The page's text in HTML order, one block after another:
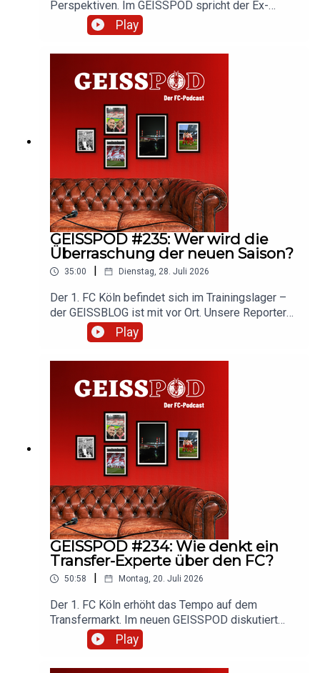
Perspektiven. Im GEISSPOD spricht der Ex-
Nachwuchstrainer der Geißböcke über das neue
Trainerteam und die Kaderplanung des FC. Hört
rein und diskutiert mit!
Play
GEISSPOD #235: Wer wird die
Überraschung der neuen Saison?
35:00 | Dienstag, 28. Juli 2026
Der 1. FC Köln befindet sich im Trainingslager –
der GEISSBLOG ist mit vor Ort. Unsere Reporter
Martin und Marc berichten aus Kitzbühel und
diskutieren die Entwicklungen vor Ort und auf
dem Transfermarkt. Hört rein und diskutiert mit!
Play
GEISSPOD #234: Wie denkt ein
Transfer-Experte über den FC?
50:58 Montag, 20. Juli 2026
Der 1. FC Köln erhöht das Tempo auf dem
Transfermarkt. Im neuen GEISSPOD diskutiert
Marc mit sky-Reporter Marlon Irlbacher über die
Transfer-Strategie der Geißböcke. Hört rein und
diskutiert mit!
Play